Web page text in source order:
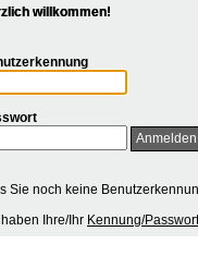
willkommen!
Sie noch keine
Ihre/Ihr Kennung/